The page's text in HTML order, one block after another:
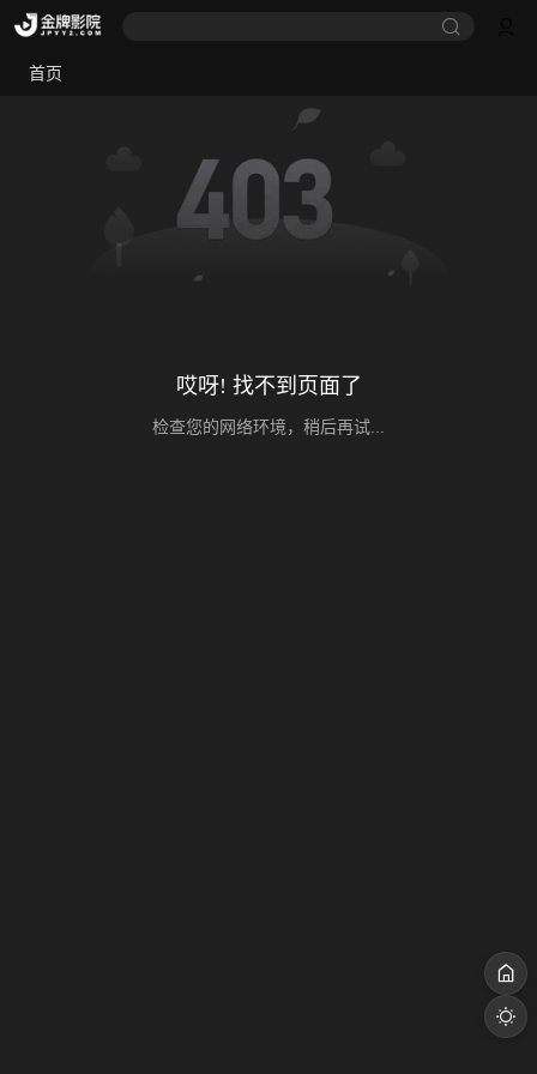
首页
哎呀! 找不到页面了
检查您的网络环境，稍后再试...